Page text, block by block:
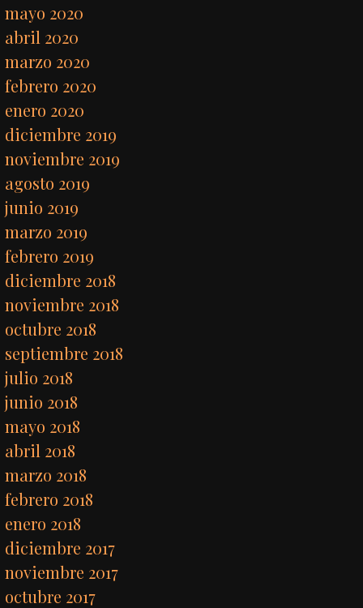
mayo 2020
abril 2020
marzo 2020
febrero 2020
enero 2020
diciembre 2019
noviembre 2019
agosto 2019
junio 2019
marzo 2019
febrero 2019
diciembre 2018
noviembre 2018
octubre 2018
septiembre 2018
julio 2018
junio 2018
mayo 2018
abril 2018
marzo 2018
febrero 2018
enero 2018
diciembre 2017
noviembre 2017
octubre 2017